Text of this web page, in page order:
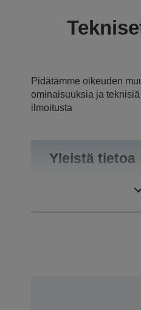
Pidätämme oikeuden
ominaisuuksia ja
ilmoitusta
Yleistä tietoa